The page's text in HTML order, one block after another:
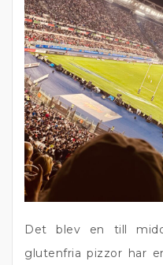
Det blev en till
glutenfria pizzor har